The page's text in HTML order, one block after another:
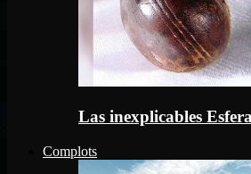
Las inexplicables
Complots